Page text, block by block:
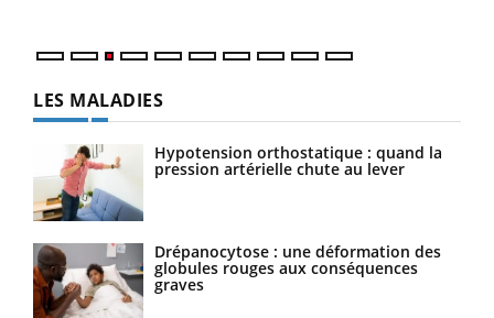
LES MALADIES
Hypotension orthostatique : quand la
pression artérielle chute au lever
Drépanocytose : une déformation des
globules rouges aux conséquences
graves